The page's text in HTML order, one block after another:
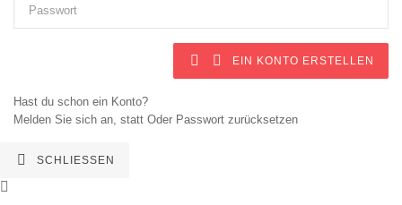
  EIN KONTO ERSTELLEN
Hast du schon ein Konto?
Melden Sie sich an, statt Oder Passwort zurücksetzen
 SCHLIESSEN
